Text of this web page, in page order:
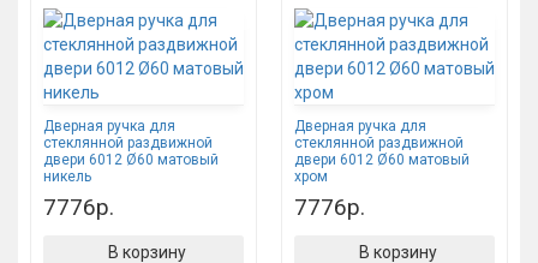
Дверная ручка для
стеклянной раздвижной
двери 6012 Ø60 матовый
никель
7776р.
В корзину
Дверная ручка для
стеклянной раздвижной
двери 6012 Ø60 матовый
хром
7776р.
В корзину